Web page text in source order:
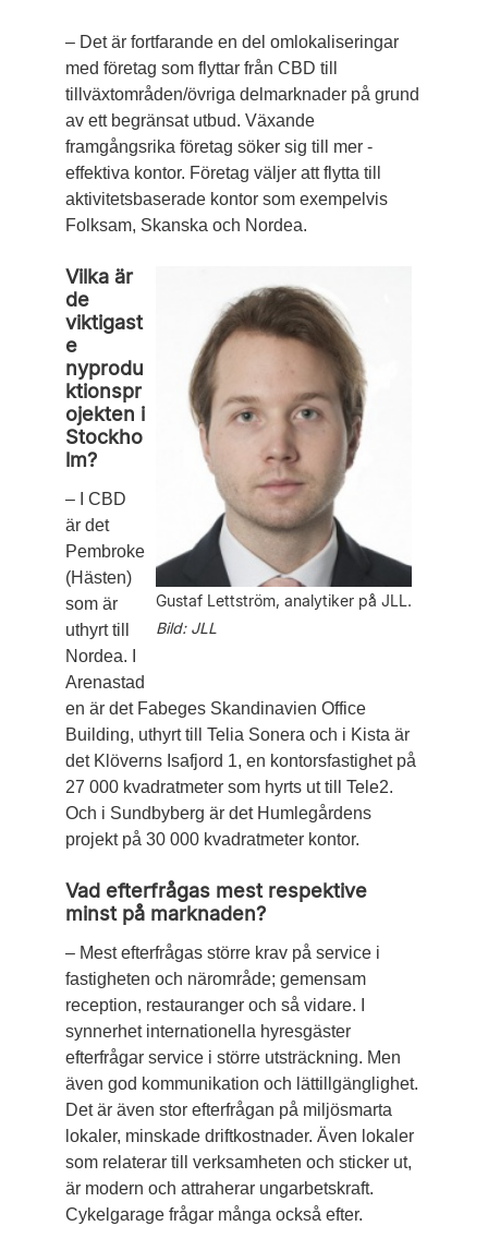
– Det är fortfarande en del omlokaliseringar
med företag som flyttar från CBD till
tillväxtområden/­övriga delmarknader på grund
av ett begränsat utbud. ­Växande
framgångsrika företag söker sig till mer ­
effektiva kontor. Företag väljer att flytta till
aktivitets­baserade kontor som exempelvis
Folksam, Skanska och Nordea.
Gustaf Lettström, analytiker på JLL.
Bild: JLL
Vilka är
de
viktigast
e
nyprodu
ktionspr
ojekten i
Stockho
lm?
– I CBD
är det
Pembroke
(Hästen)
som är
uthyrt till
Nordea. I
Arenastad
en är det ­Fabeges Skandinavien ­Office
Building, uthyrt till Telia Sonera och i Kista är
det Klöverns Isafjord 1, en kontorsfastighet på
27 000 kvadratmeter som hyrts ut till Tele2.
Och i Sundbyberg är det Humlegårdens
projekt på 30 000 kvadratmeter kontor.
Vad efterfrågas mest respektive
minst på marknaden?
– Mest efterfrågas större krav på service i
fastigheten och när­område; gemensam
reception, restauranger och så vidare. I
synnerhet internationella hyresgäster
efterfrågar service i större utsträckning. Men
även god kommunikation och lättillgänglighet.
Det är även stor efterfrågan på miljösmarta
lokaler, minskade driftkostnader. Även lokaler
som relaterar till verksamheten och sticker ut,
är modern och attraherar ungarbetskraft.
Cykelgarage frågar många också efter.